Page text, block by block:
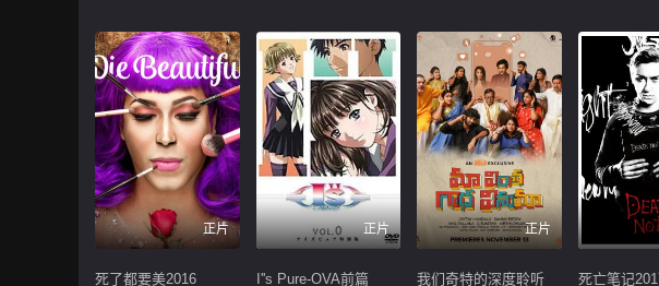
正片
死了都要美2016
正片
I''s Pure-OVA前篇
正片
我们奇特的深度聆听 死亡笔记